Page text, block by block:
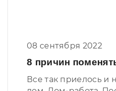
08 сентября 2022
8 причин
Все так приелось и